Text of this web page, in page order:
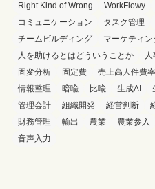
Right Kind of Wrong
WorkFlowy
コミュニケーション
タスク管理
チームビルディング
マーケティン
人を助けるとはどういうことか
固変分析
固定費 売上高人件費率
情報整理
暗喩 比喩 生成AI
管理会計
組織開発 経営判断
財務管理
輸出 農業 農業参入
音声入力